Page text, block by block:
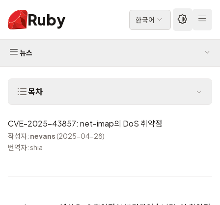
Ruby 한국어
뉴스
목차
CVE-2025-43857: net-imap의 DoS 취약점
작성자: nevans (2025-04-28)
번역자: shia